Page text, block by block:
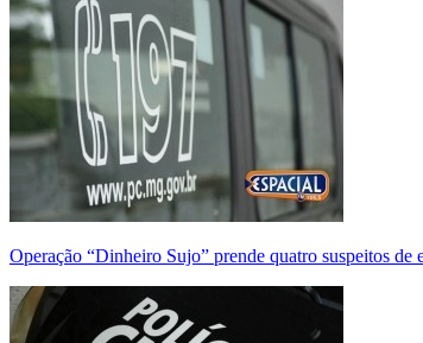
Operação “Dinheiro Sujo” prende quatro suspeitos de